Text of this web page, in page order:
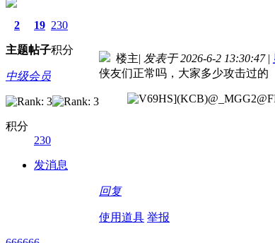
2
主题
19
帖子
230
积分
中级会员
积分
230
发消息
楼主| 发表于 2026-6-2 13:30:47 |
侠友们正常吗，大家多少攻击过的
回复
使用道具 举报